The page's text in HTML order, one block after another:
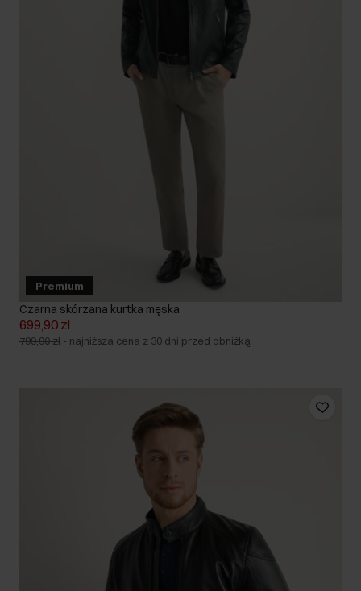
Premium
Czarna skórzana kurtka męska
699,90 zł
799,90 zł - najniższa cena z 30 dni przed obniżką